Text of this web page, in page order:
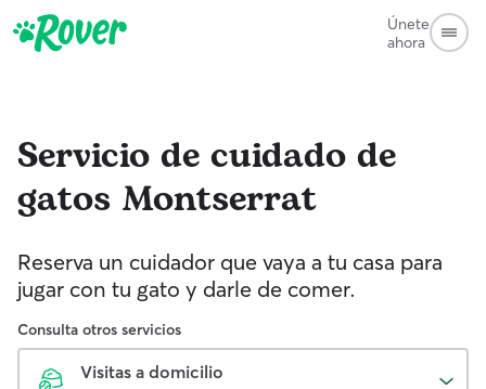
Únete
ahora
Servicio de cuidado de
gatos Montserrat
Reserva un cuidador que vaya a tu casa para
jugar con tu gato y darle de comer.
Consulta otros servicios
Visitas a domicilio